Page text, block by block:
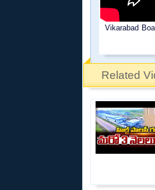
Vikarabad
Related